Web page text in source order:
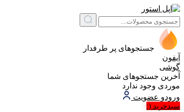
جستجوهای پر طرفدار
آیفون
گوشی
آخرین جستجوهای شما
موردی وجود ندارد
ورودو عضویت
سبد‌خرید (: